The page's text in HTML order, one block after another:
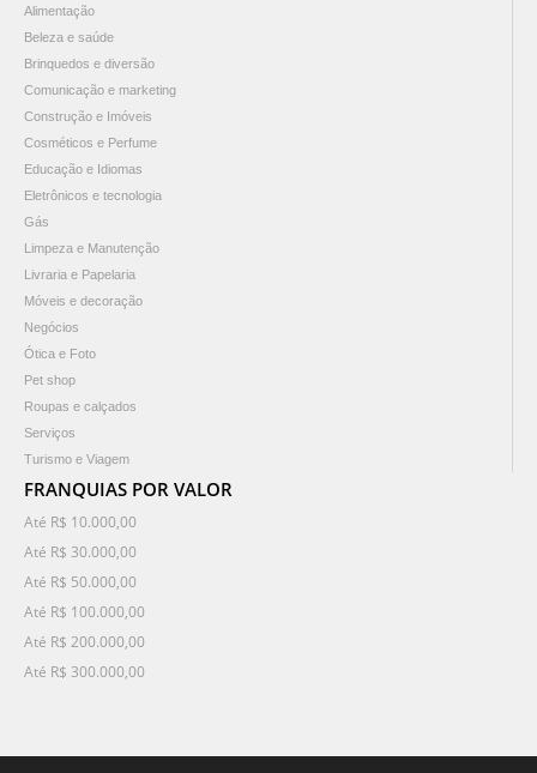
Alimentação
Beleza e saúde
Brinquedos e diversão
Comunicação e marketing
Construção e Imóveis
Cosméticos e Perfume
Educação e Idiomas
Eletrônicos e tecnologia
Gás
Limpeza e Manutenção
Livraria e Papelaria
Móveis e decoração
Negócios
Ótica e Foto
Pet shop
Roupas e calçados
Serviços
Turismo e Viagem
FRANQUIAS POR VALOR
Até R$ 10.000,00
Até R$ 30.000,00
Até R$ 50.000,00
Até R$ 100.000,00
Até R$ 200.000,00
Até R$ 300.000,00